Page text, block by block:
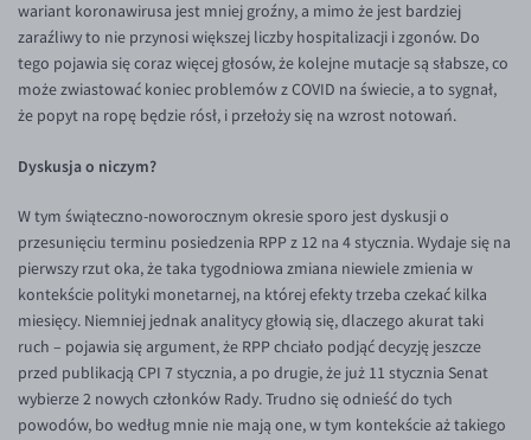
EUR/CNY
EUR/HKD
EUR/NZD
EUR/RON
EUR/SGD
EUR/TRY
EUR/ZAR
GBP/USD
wariant koronawirusa jest mniej groźny, a mimo że jest bardziej
zaraźliwy to nie przynosi większej liczby hospitalizacji i zgonów. Do
tego pojawia się coraz więcej głosów, że kolejne mutacje są słabsze, co
może zwiastować koniec problemów z COVID na świecie, a to sygnał,
że popyt na ropę będzie rósł, i przełoży się na wzrost notowań.
Dyskusja o niczym?
W tym świąteczno-noworocznym okresie sporo jest dyskusji o
przesunięciu terminu posiedzenia RPP z 12 na 4 stycznia. Wydaje się na
pierwszy rzut oka, że taka tygodniowa zmiana niewiele zmienia w
kontekście polityki monetarnej, na której efekty trzeba czekać kilka
miesięcy. Niemniej jednak analitycy głowią się, dlaczego akurat taki
ruch – pojawia się argument, że RPP chciało podjąć decyzję jeszcze
przed publikacją CPI 7 stycznia, a po drugie, że już 11 stycznia Senat
wybierze 2 nowych członków Rady. Trudno się odnieść do tych
powodów, bo według mnie nie mają one, w tym kontekście aż takiego